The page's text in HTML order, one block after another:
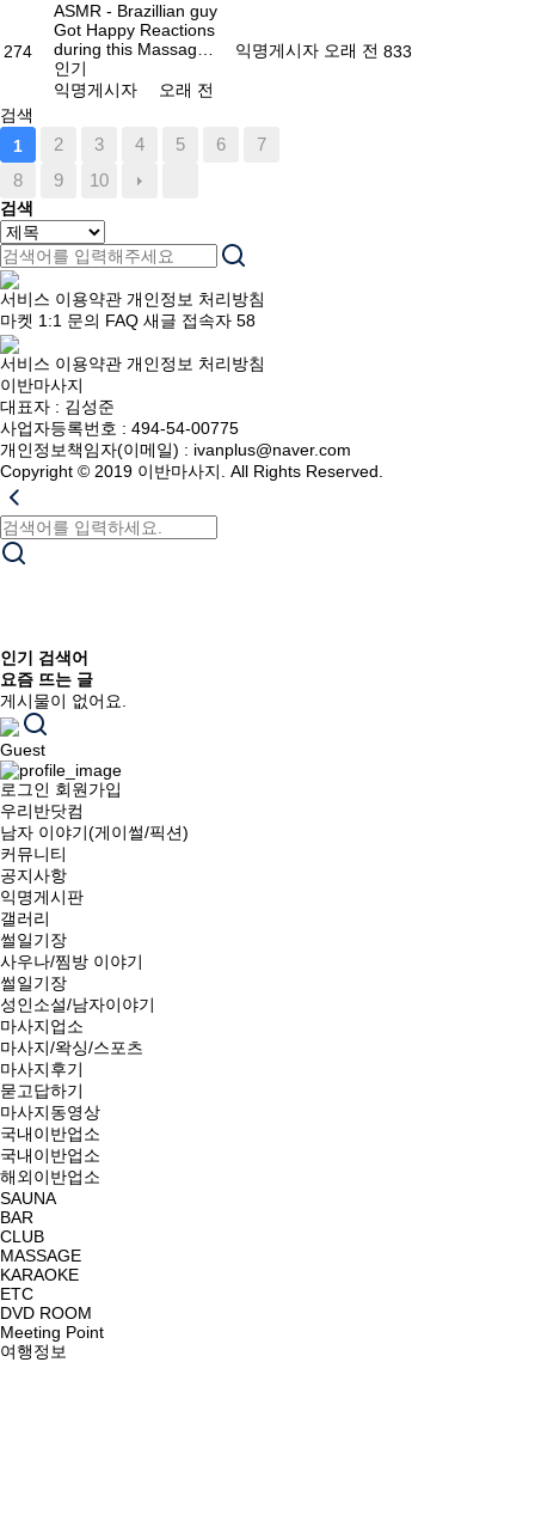
274
ASMR - Brazillian guy
Got Happy Reactions
during this Massag…
인기
익명게시자 오래 전
익명게시자 오래 전 833
검색
1
2 3 4 5 6
7
8
9 10
검색
서비스 이용약관 개인정보 처리방침
마켓 1:1 문의 FAQ 새글 접속자 58
서비스 이용약관 개인정보 처리방침
이반마사지
대표자 : 김성준
사업자등록번호 : 494-54-00775
개인정보책임자(이메일) : ivanplus@naver.com
Copyright © 2019 이반마사지. All Rights Reserved.
인기 검색어
요즘 뜨는 글
게시물이 없어요.
Guest
로그인 회원가입
우리반닷컴
남자 이야기(게이썰/픽션)
커뮤니티
공지사항
익명게시판
갤러리
썰일기장
사우나/찜방 이야기
썰일기장
성인소설/남자이야기
마사지업소
마사지/왁싱/스포츠
마사지후기
묻고답하기
마사지동영상
국내이반업소
국내이반업소
해외이반업소
SAUNA
BAR
CLUB
MASSAGE
KARAOKE
ETC
DVD ROOM
Meeting Point
여행정보